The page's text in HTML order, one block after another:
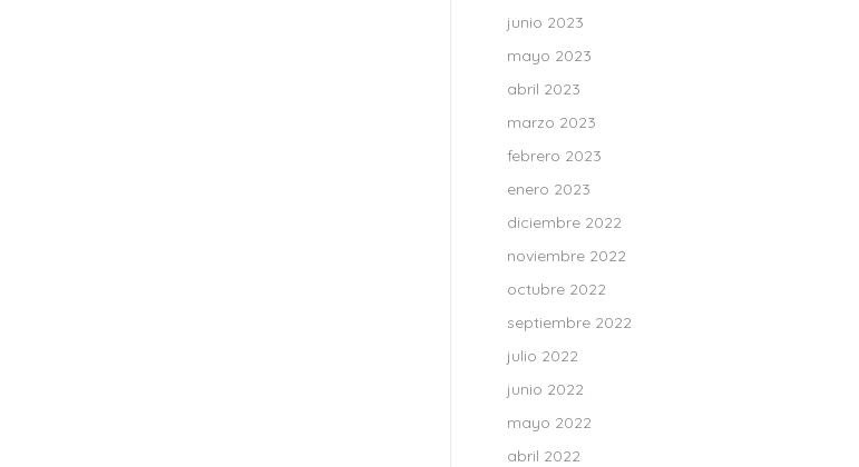
junio 2023
mayo 2023
abril 2023
marzo 2023
febrero 2023
enero 2023
diciembre 2022
noviembre 2022
octubre 2022
septiembre 2022
julio 2022
junio 2022
mayo 2022
abril 2022